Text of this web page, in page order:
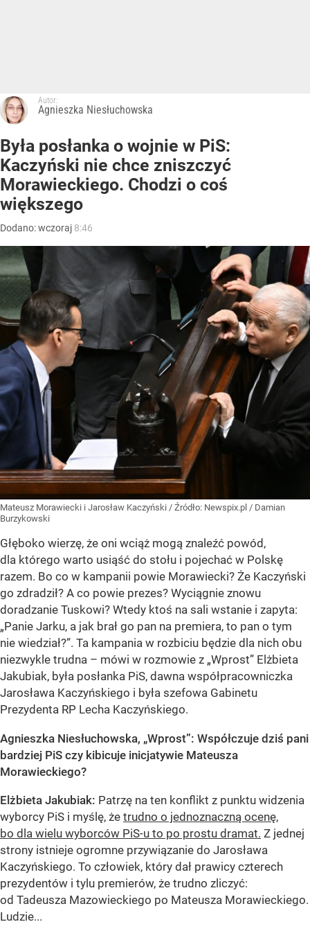
Autor:
Agnieszka Niesłuchowska
Była posłanka o wojnie w PiS:
Kaczyński nie chce zniszczyć
Morawieckiego. Chodzi o coś
większego
Dodano:wczoraj 8:46
Mateusz Morawiecki i Jarosław Kaczyński / Źródło: Newspix.pl / Damian
Burzykowski
Głęboko wierzę, że oni wciąż mogą znaleźć powód,
dla którego warto usiąść do stołu i pojechać w Polskę
razem. Bo co w kampanii powie Morawiecki? Że Kaczyński
go zdradził? A co powie prezes? Wyciągnie znowu
doradzanie Tuskowi? Wtedy ktoś na sali wstanie i zapyta:
„Panie Jarku, a jak brał go pan na premiera, to pan o tym
nie wiedział?”. Ta kampania w rozbiciu będzie dla nich obu
niezwykle trudna – mówi w rozmowie z „Wprost” Elżbieta
Jakubiak, była posłanka PiS, dawna współpracowniczka
Jarosława Kaczyńskiego i była szefowa Gabinetu
Prezydenta RP Lecha Kaczyńskiego.
Agnieszka Niesłuchowska, „Wprost”: Współczuje dziś pani
bardziej PiS czy kibicuje inicjatywie Mateusza
Morawieckiego?
Elżbieta Jakubiak: Patrzę na ten konflikt z punktu widzenia
wyborcy PiS i myślę, że trudno o jednoznaczną ocenę,
bo dla wielu wyborców PiS-u to po prostu dramat. Z jednej
strony istnieje ogromne przywiązanie do Jarosława
Kaczyńskiego. To człowiek, który dał prawicy czterech
prezydentów i tylu premierów, że trudno zliczyć:
od Tadeusza Mazowieckiego po Mateusza Morawieckiego.
Ludzie...